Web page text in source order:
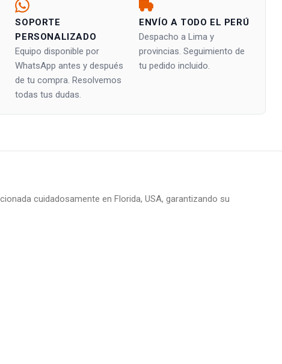
SOPORTE
PERSONALIZADO
Equipo disponible por
WhatsApp antes y después
de tu compra. Resolvemos
todas tus dudas.
ENVÍO A TODO EL PERÚ
Despacho a Lima y
provincias. Seguimiento de
tu pedido incluido.
cuidadosamente en Florida, USA, garantizando su